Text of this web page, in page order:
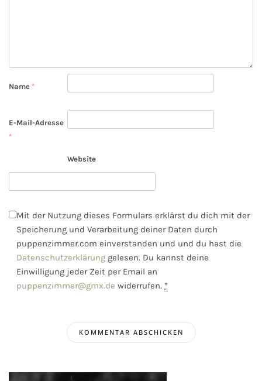
Name *
E-Mail-Adresse
*
Website
Mit der Nutzung dieses Formulars erklärst du dich mit der
Speicherung und Verarbeitung deiner Daten durch
puppenzimmer.com einverstanden und und du hast die
Datenschutzerklärung gelesen. Du kannst deine
Einwilligung jeder Zeit per Email an
puppenzimmer@gmx.de widerrufen. *